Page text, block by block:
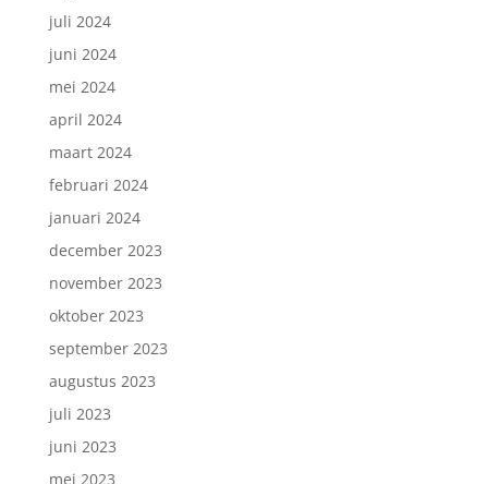
juli 2024
juni 2024
mei 2024
april 2024
maart 2024
februari 2024
januari 2024
december 2023
november 2023
oktober 2023
september 2023
augustus 2023
juli 2023
juni 2023
mei 2023